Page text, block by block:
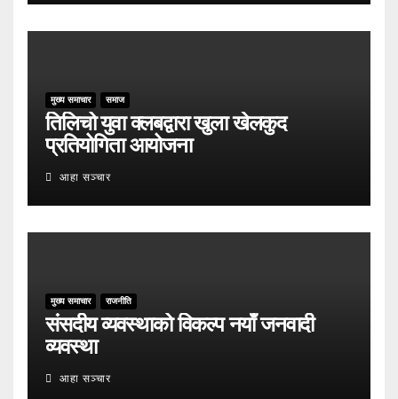
मुख्य समाचार समाज
तिलिचो युवा क्लबद्वारा खुला खेलकुद
प्रतियोगिता आयोजना
आहा सञ्चार
मुख्य समाचार राजनीति
संसदीय व्यवस्थाको विकल्प नयाँ जनवादी
व्यवस्था
आहा सञ्चार